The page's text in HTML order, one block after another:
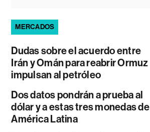
MERCADOS
Dudas sobre el acuerdo entre
Irán y Omán para reabrir Ormuz
impulsan al petróleo
Dos datos pondrán a prueba al
dólar y a estas tres monedas de
América Latina